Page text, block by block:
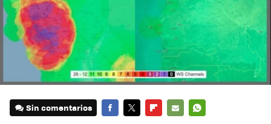
Sin comentarios